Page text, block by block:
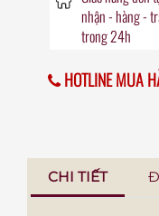
nhận - hàng -
trong24h
HOTLINE MUA
CHI TIẾT